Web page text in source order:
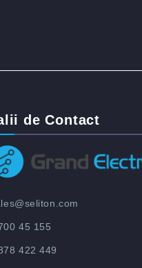
de Contact
45 155
422 449